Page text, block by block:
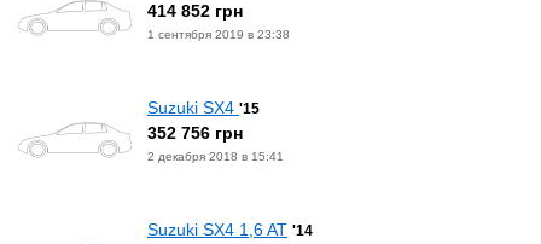
414 852 грн
1 сентября 2019 в 23:38
Suzuki SX4 '15
352 756 грн
2 декабря 2018 в 15:41
Suzuki SX4 1,6 AT '14